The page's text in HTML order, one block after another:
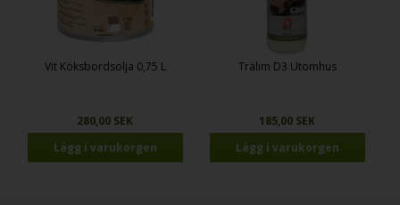
Vit Köksbordsolja 0,75 L
280,00 SEK
Trälim D3 Utomhus
185,00 SEK